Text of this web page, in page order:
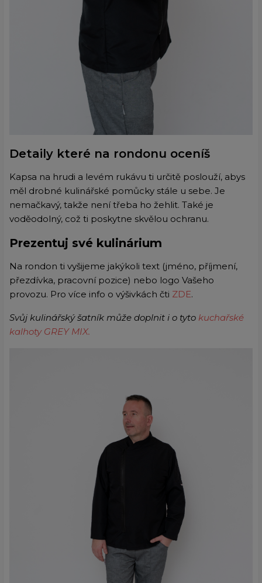
Detaily které na rondonu oceníš
Kapsa na hrudi a levém rukávu ti určitě poslouží, abys
měl drobné kulinářské pomůcky stále u sebe. Je
nemačkavý, takže není třeba ho žehlit. Také je
voděodolný, což ti poskytne skvělou ochranu.
Prezentuj své kulinárium
Na rondon ti vyšijeme jakýkoli text (jméno, příjmení,
přezdívka, pracovní pozice) nebo logo Vašeho
provozu. Pro více info o výšivkách čti ZDE.
Svůj kulinářský šatník může doplnit i o tyto kuchařské
kalhoty GREY MIX.